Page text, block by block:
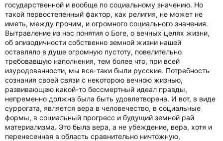
государственной и вообще по социальному значению. Но
такой первостепенный фактор, как религия, не может не
иметь, между прочим, и огромного социального значения.
Вытравление из нас понятия о Боге, о вечных целях жизни,
об эпизодичности собственно земной жизни нашей
оставляло в душе огромную пустоту, повелительно
требовавшую наполнения, тем более что, при всей
изуродованности, мы все-таки были русские. Потребность
сознания своей связи с некоторою вечною жизнью,
развивающею какой-то бессмертный идеал правды,
непременно должна была быть удовлетворена. И вот, в виде
суррогата, является вера в человечество, в социальные
формы, в социальный прогресс и будущий земной рай
материализма. Это была вера, а не убеждение, вера, хотя и
перенесенная в область сравнительно ничтожную,